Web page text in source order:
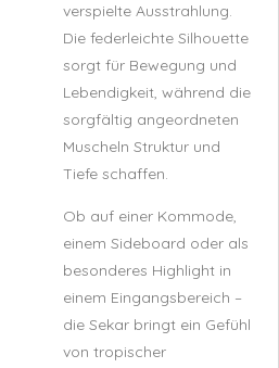
verspielte Ausstrahlung.
Die federleichte Silhouette
sorgt für Bewegung und
Lebendigkeit, während die
sorgfältig angeordneten
Muscheln Struktur und
Tiefe schaffen.
Ob auf einer Kommode,
einem Sideboard oder als
besonderes Highlight in
einem Eingangsbereich –
die Sekar bringt ein Gefühl
von tropischer